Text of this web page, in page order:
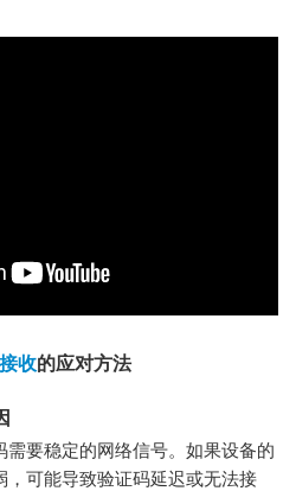
收的应对方法
需要稳定的网络信号。如果设备的
，可能导致验证码延迟或无法接